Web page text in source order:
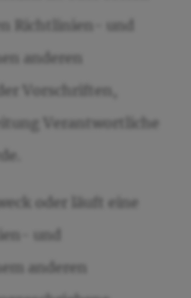
Richtlinien- und
anderen
Vorschriften,
Verantwortliche
oder läuft eine
und
anderen